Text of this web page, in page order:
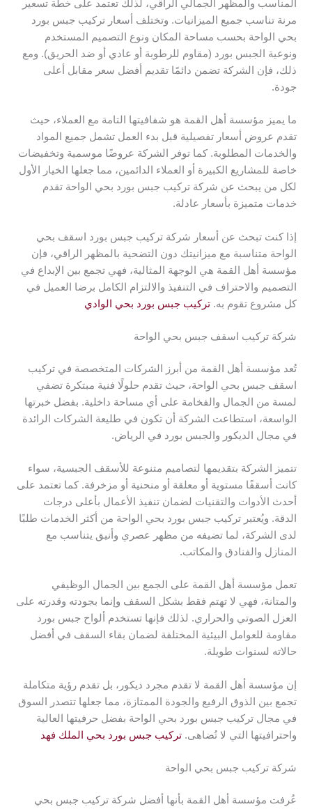
المناسب والمظهر الجمالي الراقي، لذلك تعتمد على خطة تسعير
مرنة تناسب جميع الميزانيات. وتختلف أسعار تركيب جبس بورد
بحي الواحة بحسب مساحة المكان ونوع التصميم المستخدم
ونوعية الجبس بورد (مقاوم للرطوبة أو عادي أو ضد الحريق). ومع
ذلك، فإن الشركة تضمن دائمًا تقديم أفضل سعر مقابل أعلى
جودة.
ما يميز مؤسسة أهل القمة هو شفافيتها التامة مع العملاء، حيث
تقدم عروض أسعار تفصيلية قبل بدء العمل تشمل جميع المواد
والخدمات المطلوبة. كما توفر الشركة عروضًا موسمية وتخفيضات
خاصة للمشاريع الكبيرة أو العملاء الدائمين، مما جعلها الخيار الأول
لكل من يبحث عن شركة تركيب جبس بورد بحي الواحة تقدم
خدمات متميزة بأسعار عادلة.
إذا كنت تبحث عن أسعار شركة تركيب جبس بورد اسقف بحي
الواحة متناسبة مع ميزانيتك دون التضحية بالمظهر الراقي، فإن
مؤسسة أهل القمة هي الوجهة المثالية، فهي تجمع بين الإبداع في
التصميم والاحتراف في التنفيذ والالتزام الكامل برضا العميل في
كل مشروع تقوم به.تركيب جبس بورد بحي الوادي
شركة تركيب اسقف جبس بحي الواحة
تُعد مؤسسة أهل القمة من أبرز الشركات المتخصصة في تركيب
اسقف جبس بحي الواحة، حيث تقدم حلولًا فنية مبتكرة تضفي
لمسة من الجمال والفخامة على أي مساحة داخلية. بفضل خبرتها
الواسعة، استطاعت الشركة أن تكون في طليعة الشركات الرائدة
في مجال الديكور والجبس بورد في الرياض.
تتميز الشركة بتقديمها لتصاميم متنوعة للأسقف الجبسية، سواء
كانت أسقفًا مستوية أو معلقة أو منحنية أو مزخرفة. كما تعتمد على
أحدث الأدوات والتقنيات لضمان تنفيذ الأعمال بأعلى درجات
الدقة. ويُعتبر تركيب جبس بورد بحي الواحة من أكثر الخدمات طلبًا
لدى الشركة، لما تضيفه من مظهر عصري وأنيق يتناسب مع
المنازل والفنادق والمكاتب.
تعمل مؤسسة أهل القمة على الجمع بين الجمال الوظيفي
والمتانة، فهي لا تهتم فقط بشكل السقف وإنما بجودته وقدرته على
العزل الصوتي والحراري. لذلك فإنها تستخدم ألواح جبس بورد
مقاومة للعوامل البيئية المختلفة لضمان بقاء السقف في أفضل
حالاته لسنوات طويلة.
إن مؤسسة أهل القمة لا تقدم مجرد ديكور، بل تقدم رؤية متكاملة
تجمع بين الذوق الرفيع والجودة الممتازة، مما جعلها تتصدر السوق
في مجال تركيب جبس بورد بحي الواحة بفضل حرفيتها العالية
واحترافيتها التي لا تُضاهى.تركيب جبس بورد بحي الملك فهد
شركة تركيب جبس بحي الواحة
عُرفت مؤسسة أهل القمة بأنها أفضل شركة تركيب جبس بحي